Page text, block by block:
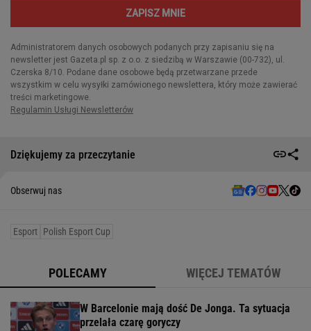
Dziękujemy za przeczytanie
Obserwuj nas
Esport Polish Esport Cup
POLECAMY WIĘCEJ TEMATÓW
W Barcelonie mają dość De Jonga. Ta sytuacja
przelała czarę goryczy